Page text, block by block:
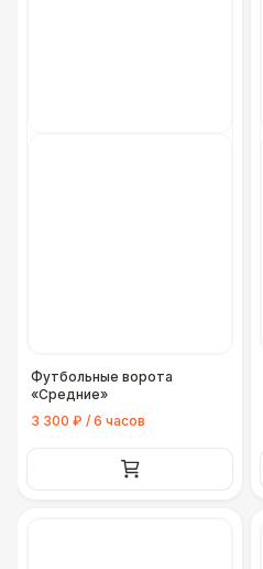
Футбольные ворота
«Средние»
3 300 ₽ / 6 часов